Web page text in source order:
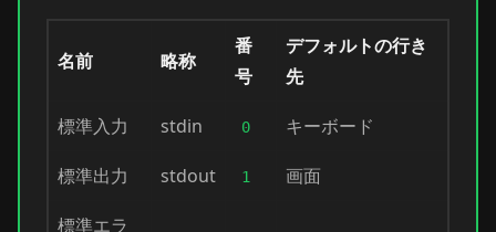
名前 略称
番
号
デフォルトの行き
先
標準入力 stdin 0 キーボード
標準出力 stdout 1 画面
標準エラ